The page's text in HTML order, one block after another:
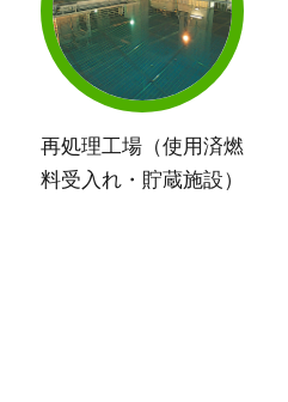
再処理工場（使用済燃
料受入れ・貯蔵施設）